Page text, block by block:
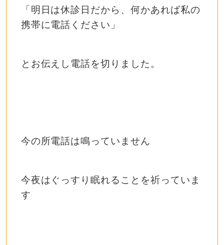
「明日は休診日だから、何かあれば私の
携帯に電話ください」
とお伝えし電話を切りました。
今の所電話は鳴っていません
今夜はぐっすり眠れることを祈っていま
す